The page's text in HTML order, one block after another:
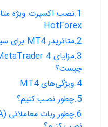
1.نصب اکسپرت ویژه
HotForex
2.متاتریدر MT4 برای سیستم‌عامل مک (Mac)
چیست؟
4.ویژگی‌های MT4
5.چطور نصب کنیم؟